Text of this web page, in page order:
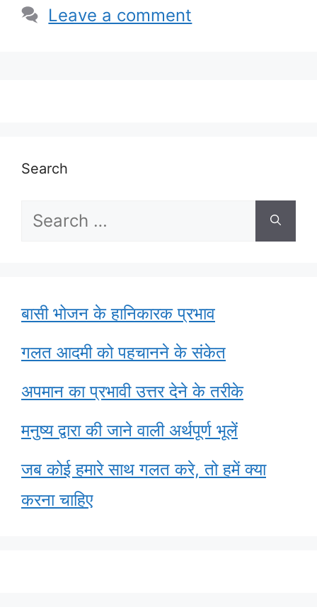
Leave a comment
Search
Search
बासी भोजन के हानिकारक प्रभाव
गलत आदमी को पहचानने के संकेत
अपमान का प्रभावी उत्तर देने के तरीके
मनुष्य द्वारा की जाने वाली अर्थपूर्ण भूलें
जब कोई हमारे साथ गलत करे, तो हमें क्या
करना चाहिए